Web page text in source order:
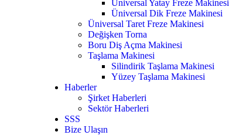
Üniversal Yatay Freze Makinesi
Üniversal Dik Freze Makinesi
Üniversal Taret Freze Makinesi
Değişken Torna
Boru Diş Açma Makinesi
Taşlama Makinesi
Silindirik Taşlama Makinesi
Yüzey Taşlama Makinesi
Haberler
Şirket Haberleri
Sektör Haberleri
SSS
Bize Ulaşın